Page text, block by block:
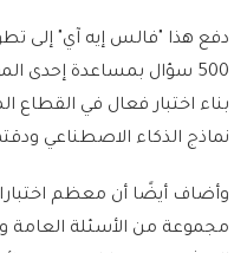
دفع هذا "فالس إيه آي" إلى
500 سؤال بمساعدة إحدى
بناء اختبار فعال في القطاع
نماذج الذكاء الاصطناعي
وأضاف أيضًا أن معظم
مجموعة من الأسئلة العامة